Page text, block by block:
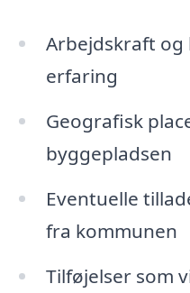
Arbejdskraft
erfaring
Geografisk
byggepladsen
Eventuelle
fra kommunen
Tilføjelser som